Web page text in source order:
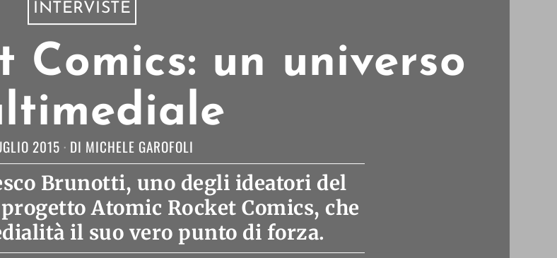
INTERVISTE
Comics: un universo
2015 DI MICHELE GAROFOLI
Brunotti, uno degli ideatori del
Atomic Rocket Comics, che
il suo vero punto di forza.